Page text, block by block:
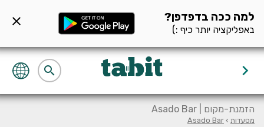
למה ככה בדפדפן?
באפליקציה יותר כיף :)
close
keyboard_arrow_right
search
הזמנת-מקום | Asado Bar
מסעדות ›
Asado Bar